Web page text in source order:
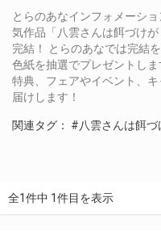
とらのあなインフォメーシ
気作品「八雲さんは餌づけ
完結！ とらのあなでは完結
色紙を抽選でプレゼントし
特典、フェアやイベント、
届けします！
関連タグ： #八雲さんは餌づ
全1件中 1件目を表示